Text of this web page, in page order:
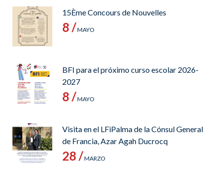
15Ème Concours de Nouvelles
8 /MAYO
BFI para el próximo curso escolar 2026-
2027
8 /MAYO
Visita en el LFiPalma de la Cónsul General
de Francia, Azar Agah Ducrocq
28 /MARZO